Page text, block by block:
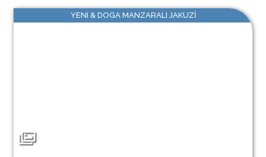
YENI & DOGA MANZARALI JAKUZİ